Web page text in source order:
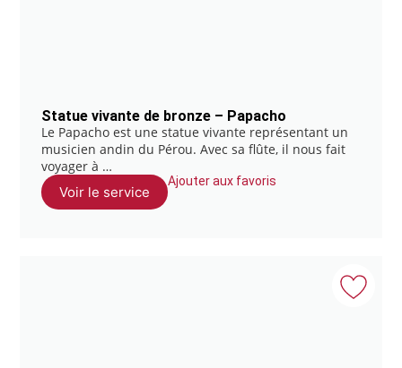
Statue vivante de bronze – Papacho
Le Papacho est une statue vivante représentant un
musicien andin du Pérou. Avec sa flûte, il nous fait
voyager à …
Voir le service
Ajouter aux favoris